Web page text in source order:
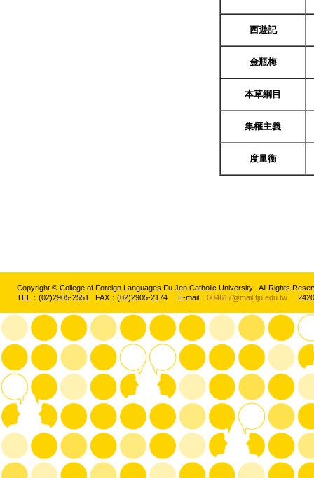
西遊記
金瓶梅
本草綱目
集權主義
度量衡
Copyright © College of Foreign Languages Fu Jen Catholic University . All Rights
TEL：(02)2905-2551 FAX：(02)2905-2174 E-mail： 004617@mail.fju.edu.tw